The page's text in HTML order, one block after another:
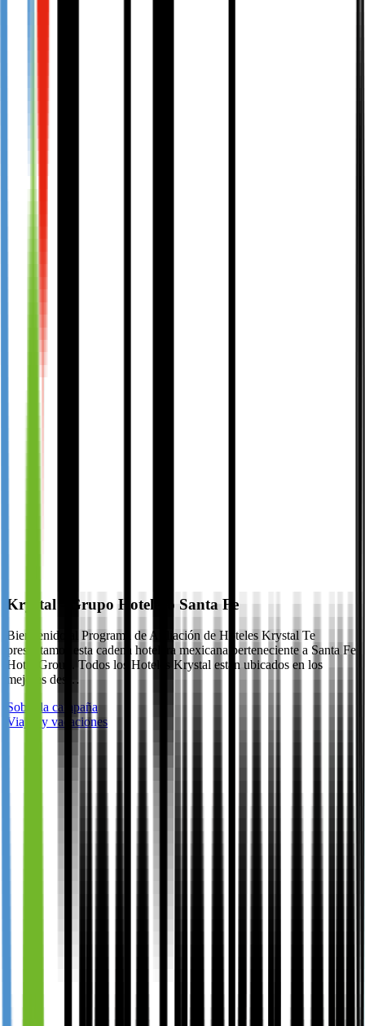
Krystal - Grupo Hotelero Santa Fe
Bienvenido al Programa de Afiliación de Hoteles Krystal Te
presentamos esta cadena hotelera mexicana perteneciente a Santa Fe
Hotel Group. Todos los Hoteles Krystal están ubicados en los
mejores des…
Sobre la campaña
Viajes y vacaciones